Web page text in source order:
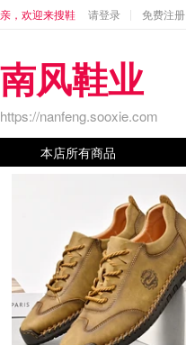
亲，欢迎来搜鞋 请登录 免费注册
南风鞋业
https://nanfeng.sooxie.com
本店所有商品